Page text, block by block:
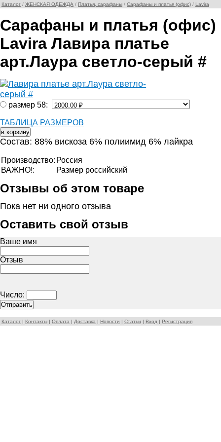
Каталог / ЖЕНСКАЯ ОДЕЖДА / Платья, сарафаны / Сарафаны и платья (офис) / Lavira
Сарафаны и платья (офис)
Lavira Лавира платье
арт.Лаура светло-серый #
размер 58:
ТАБЛИЦА РАЗМЕРОВ
Состав: 88% вискоза 6% полиимид 6% лайкра
Производство: Россия
ВАЖНО!:
Размер российский
Отзывы об этом товаре
Пока нет ни одного отзыва
Оставить свой отзыв
Ваше имя
Отзыв
Число:
Каталог | Контакты | Оплата | Доставка | Новости | Статьи | Вход | Регистрация